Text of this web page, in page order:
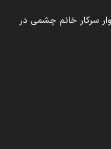
سرکار خانم چشمی در